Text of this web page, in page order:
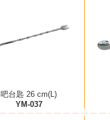
吧台匙 26 cm(L)
YM-037